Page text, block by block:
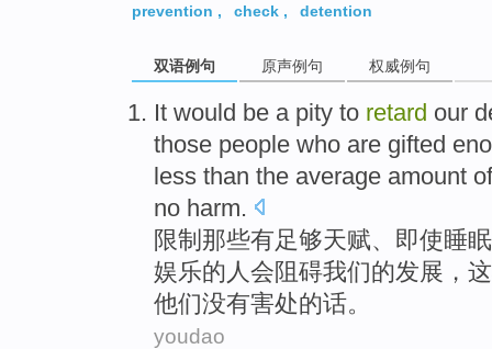
prevention , check , detention
双语例句 原声例句 权威例句
It would be a pity to retard our
those people who are gifted
less than the average amount of
no harm.
限制 那些有足够天赋、 即使睡眠
娱乐的 人 会阻碍我们的发展 ， 这
他们没有害处的话。
youdao